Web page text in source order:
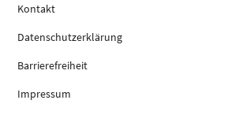
Kontakt
Datenschutzerklärung
Barrierefreiheit
Impressum